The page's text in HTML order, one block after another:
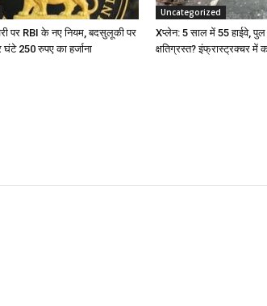
पर RBI के नए नियम, बदसुलूकी पर
250 रुपए का हर्जाना
Uncategorized
Xप्लेन: 5 साल में 55 हाईवे,
क्षतिग्रस्त? इंफ्रास्ट्रक्चर में